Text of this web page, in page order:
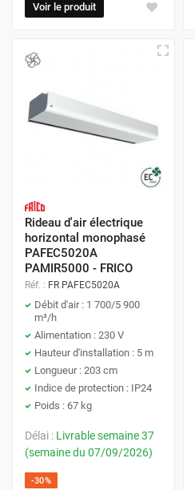
Voir le produit
Rideau d'air électrique
horizontal monophasé
PAFEC5020A
PAMIR5000 - FRICO
Réf. : FR PAFEC5020A
Débit d'air : 1 700/5 900
m³/h
Alimentation : 230 V
Hauteur d'installation : 5 m
Longueur : 203 cm
Indice de protection : IP24
Poids : 67 kg
Délai : Livrable semaine 37
(semaine du 07/09/2026)
-30%